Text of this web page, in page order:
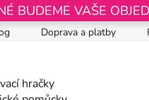
BUDEME VAŠE
Doprava a platby